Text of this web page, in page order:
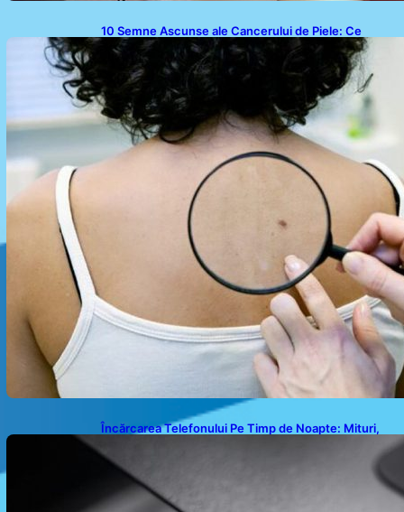
10 Semne Ascunse ale Cancerului de Piele: Ce
Trebuie să Știm pentru a Ne Proteja
Încărcarea Telefonului Pe Timp de Noapte: Mituri,